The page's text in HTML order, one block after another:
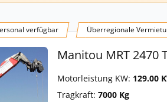
verfügbar Überregionale
Manitou MRT 2470
Motorleistung KW: 129.00
Tragkraft: 7000 Kg